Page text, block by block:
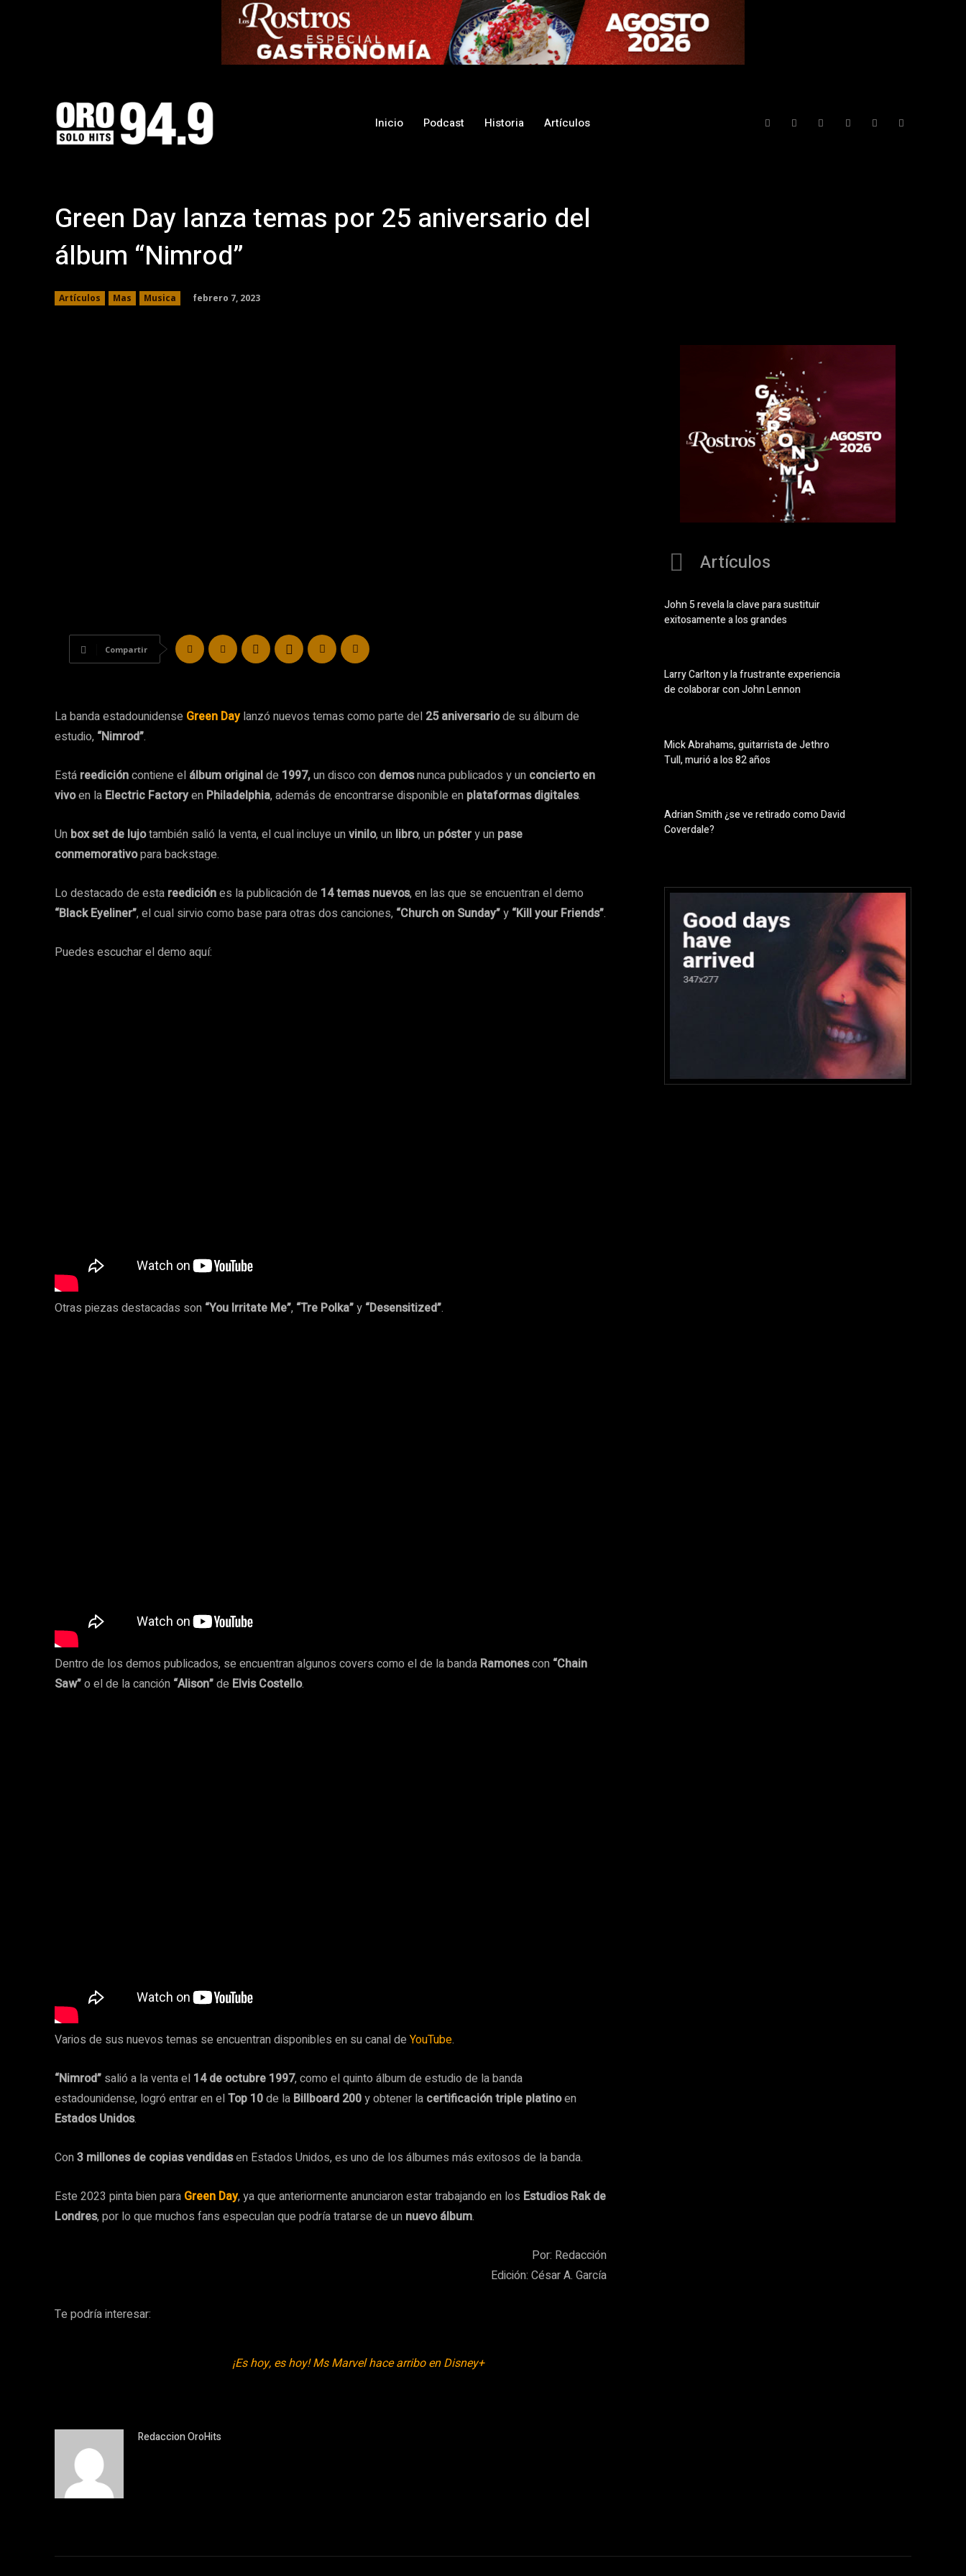
Inicio Podcast Historia Artículos
Green Day lanza temas por 25 aniversario del
álbum “Nimrod”
Artículos Mas Musica febrero 7, 2023
Compartir
La banda estadounidense Green Daylanzó nuevos temas como parte del 25 aniversariode su álbum de
estudio, “Nimrod”.
Está reedicióncontiene el álbum originalde 1997,un disco con demosnunca publicados y un concierto en
vivoen la Electric Factoryen Philadelphia, además de encontrarse disponible en plataformas digitales.
Un box set de lujotambién salió la venta, el cual incluye unvinilo, un libro, un póstery un pase
conmemorativopara backstage.
Lo destacado de esta reediciónes la publicación de 14 temas nuevos, en las que se encuentran el demo
“Black Eyeliner”, el cual sirvio como base para otras dos canciones, “Church on Sunday”y “Kill your Friends”.
Puedes escuchar el demo aquí:
Otras piezas destacadas son “You Irritate Me”, “Tre Polka”y “Desensitized”.
Dentro de los demos publicados, se encuentran algunos covers como el de la banda Ramonescon “Chain
Saw”o el de la canción “Alison”de Elvis Costello.
Varios de sus nuevos temas se encuentran disponibles en su canal de YouTube.
“Nimrod” salió a la venta el 14 de octubre 1997, como el quinto álbum de estudio de la banda
estadounidense, logró entrar en elTop 10de la Billboard 200y obtener la certificación triple platinoen
Estados Unidos.
Con3 millones de copias vendidasen Estados Unidos, es uno de los álbumes más exitosos de la banda.
Este 2023 pinta bien para Green Day, ya que anteriormente anunciaron estar trabajando en los Estudios Rak de
Londres, por lo que muchos fans especulan que podría tratarse de un nuevo álbum.
Por: Redacción
Edición: César A. García
Te podría interesar:
¡Es hoy, es hoy! Ms Marvel hace arribo en Disney+
Redaccion OroHits
Artículos
John 5 revela la clave para sustituir
exitosamente a los grandes
Larry Carlton y la frustrante experiencia
de colaborar con John Lennon
Mick Abrahams, guitarrista de Jethro
Tull, murió a los 82 años
Adrian Smith ¿se ve retirado como David
Coverdale?